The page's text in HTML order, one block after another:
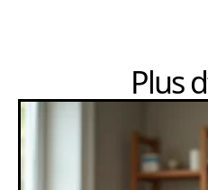
Plus